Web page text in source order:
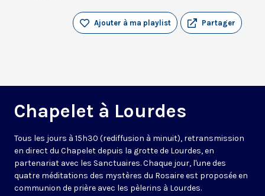
Partager
Ajouter à ma playlist
Chapelet à Lourdes
Tous les jours à 15h30 (rediffusion à minuit), retransmission
en direct du Chapelet depuis la grotte de Lourdes, en
partenariat avec les Sanctuaires. Chaque jour, l'une des
quatre méditations des mystères du Rosaire est proposée en
communion de prière avec les pèlerins à Lourdes.